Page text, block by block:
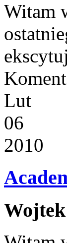
Witam
Lut
06
2010